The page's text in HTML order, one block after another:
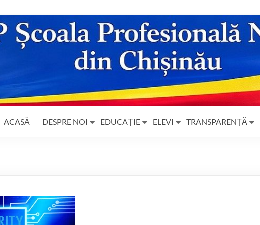
ACASĂ DESPRE NOI EDUCAȚIE ELEVI TRANSPARENȚĂ